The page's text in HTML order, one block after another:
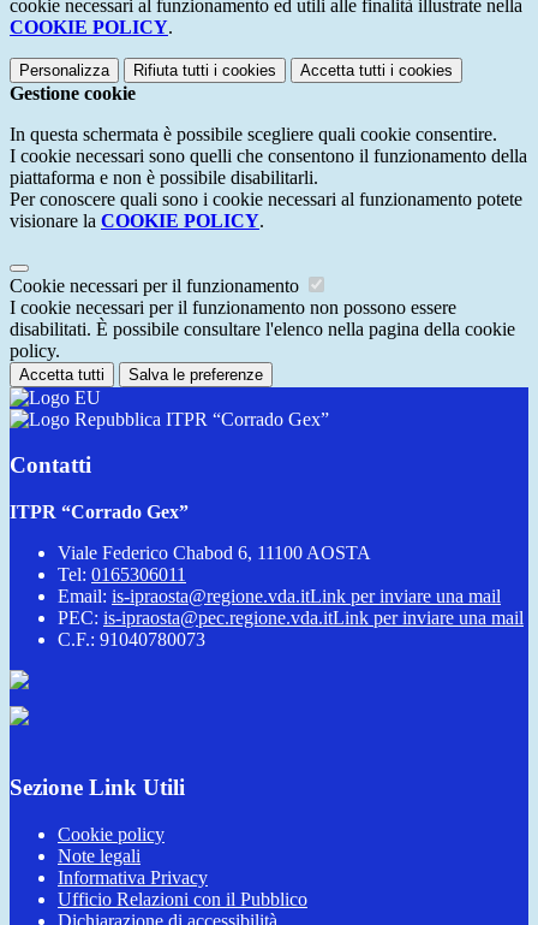
cookie necessari al funzionamento ed utili alle finalità illustrate nella
COOKIE POLICY.
Personalizza Rifiuta tutti i cookies Accetta tutti i cookies
Gestione cookie
In questa schermata è possibile scegliere quali cookie consentire.
I cookie necessari sono quelli che consentono il funzionamento della
piattaforma e non è possibile disabilitarli.
Per conoscere quali sono i cookie necessari al funzionamento potete
visionare la COOKIE POLICY.
Cookie necessari per il funzionamento
I cookie necessari per il funzionamento non possono essere
disabilitati. È possibile consultare l'elenco nella pagina della cookie
policy.
Accetta tutti Salva le preferenze
ITPR “Corrado Gex”
Contatti
ITPR “Corrado Gex”
Viale Federico Chabod 6, 11100 AOSTA
Tel: 0165306011
Email: is-ipraosta@regione.vda.itLink per inviare una mail
PEC: is-ipraosta@pec.regione.vda.itLink per inviare una mail
C.F.: 91040780073
Sezione Link Utili
Cookie policy
Note legali
Informativa Privacy
Ufficio Relazioni con il Pubblico
Dichiarazione di accessibilità